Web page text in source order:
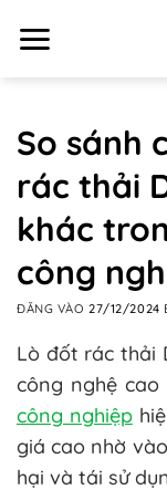
qua
So sánh
rác thải
khác
công
ĐĂNG VÀO27/12/2024
Lò đốt rác thải
công nghệ
công nghiệp
giá cao nhờ
hại và tái sử